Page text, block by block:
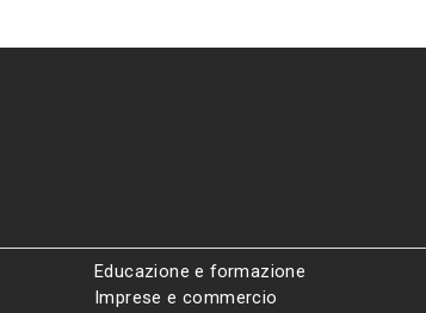
Educazione e formazione
Imprese e commercio